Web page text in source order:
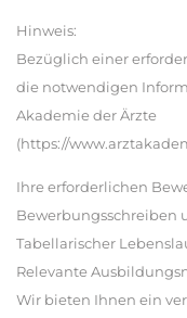
Hinweis:
Bezüglich einer
die notwendigen
Akademie der Ärzte
(https://
Ihre erforderlichen
Bewerbungsschreiben
Tabellarischer
Relevante
Wir bieten Ihnen ein